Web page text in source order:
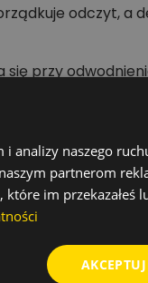
odczyt, a
przy
wpasowanie
analizy naszego
partnerom
im przekazałeś